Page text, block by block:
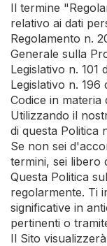
Il termine
relativo ai dati
Regolamento n.
Generale sulla
Legislativo n. 101
Legislativo n.
Codice in materia
Utilizzando il
di questa Politica
Se non sei
termini, sei libero
Questa Politica
regolarmente. Ti
significative in
pertinenti o
Il Sito